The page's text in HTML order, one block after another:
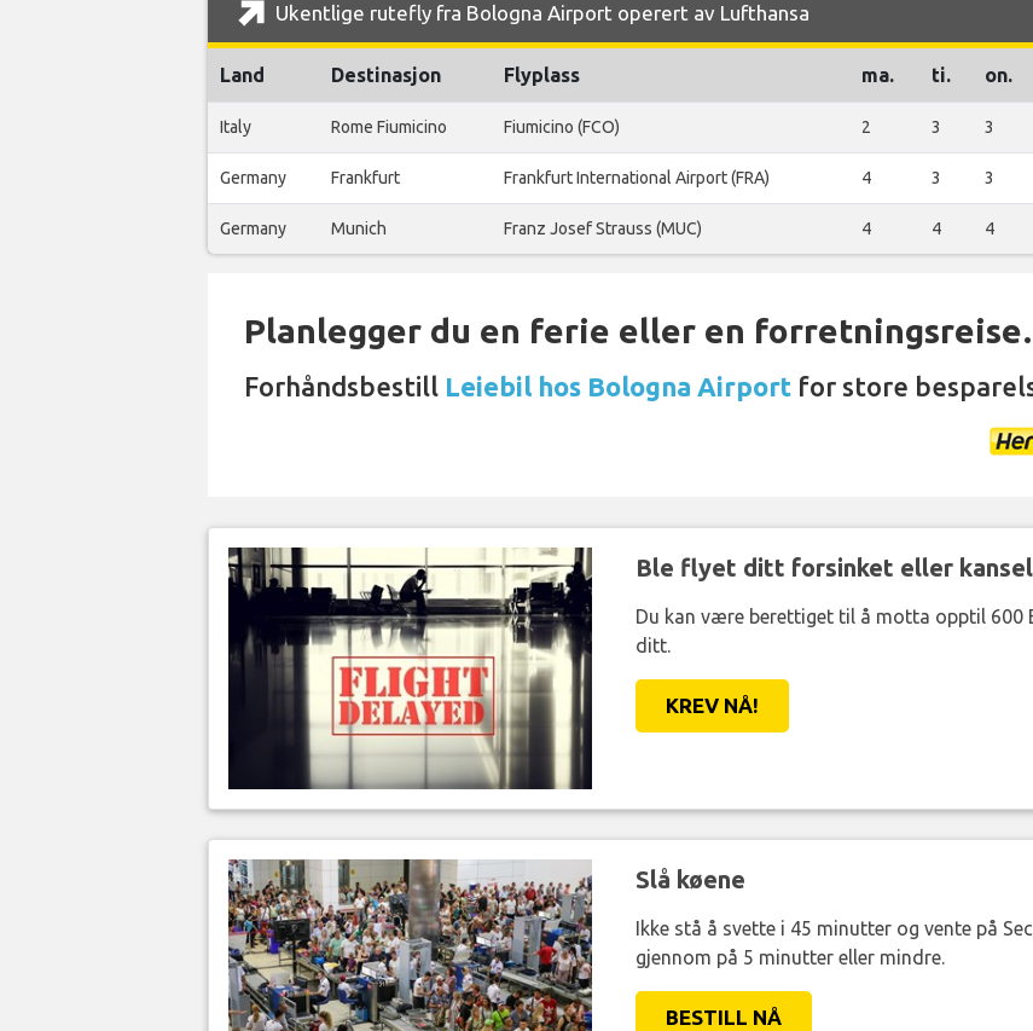
Ukentlige rutefly fra Bologna Airport operert av Lufthansa
Land Destinasjon Flyplass ma. ti. on.
Italy Rome Fiumicino Fiumicino (FCO) 2 3 3
Germany Frankfurt Frankfurt International Airport (FRA) 4 3 3
Germany Munich Franz Josef Strauss (MUC) 4 4 4
Planlegger du en ferie eller en
Forhåndsbestill Leiebil hos Bologna Airport for store
Ble flyet ditt forsinket eller
Du kan være berettiget til å motta opptil 600
ditt.
KREV NÅ!
Slå køene
Ikke stå å svette i 45 minutter og vente på
gjennom på 5 minutter eller mindre.
BESTILL NÅ